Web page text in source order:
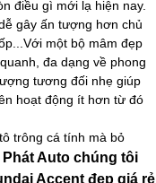
điều gì mới lạ hiện nay.
gây ấn tượng hơn chủ
một bộ mâm đẹp
đa dạng về phong
tương đối nhẹ giúp
hoạt động ít hơn từ đó
trông cá tính mà bỏ
Auto chúng tôi
Accent đẹp giá rẻ​